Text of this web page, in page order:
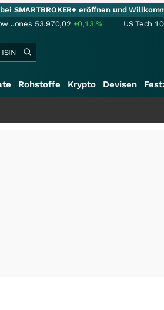
SMARTBROKER+ eröffnen und
Jones 53.970,02 +0,13% US Tech
Rohstoffe Krypto Devisen